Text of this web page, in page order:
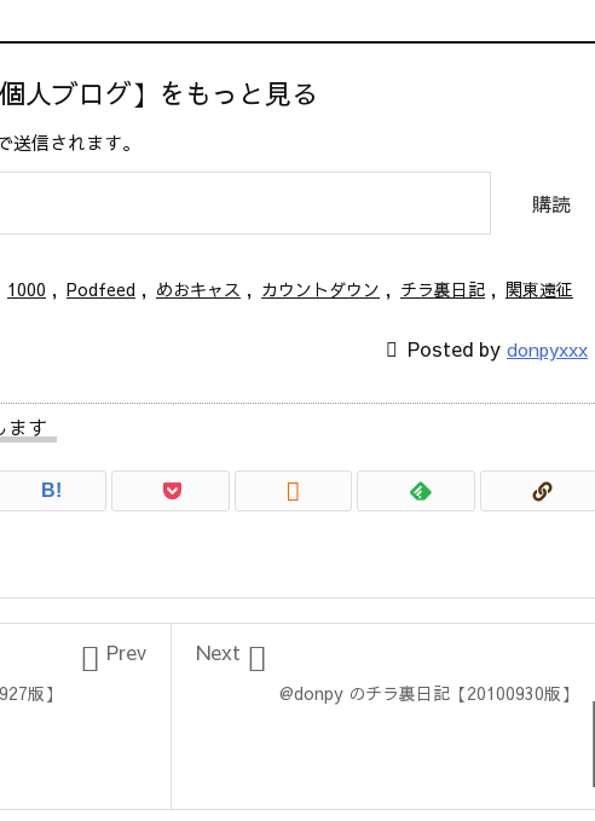
人ブログ】をもっと見る
信されます。
購読
1000 , Podfeed , めおキャス , カウントダウン , チラ裏日記 , 関東遠征
 Posted by donpyxxx
ます
B! 
@donpy のチラ裏日記【20100930版】

Next
版】
 Prev